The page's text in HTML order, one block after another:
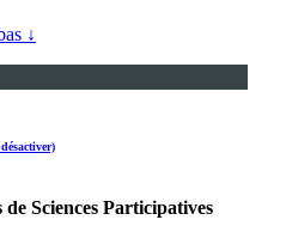
↓
de Sciences Participatives